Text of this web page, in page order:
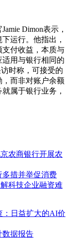
Dimon表示，
运行。他指出，
付收益，本质与
用与银行相同的
时称，可接受的
而非对账户余额
属于银行业务，
农商银行开展农
措并举促消费
科技企业融资难
：日益扩大的AI价
数据报告